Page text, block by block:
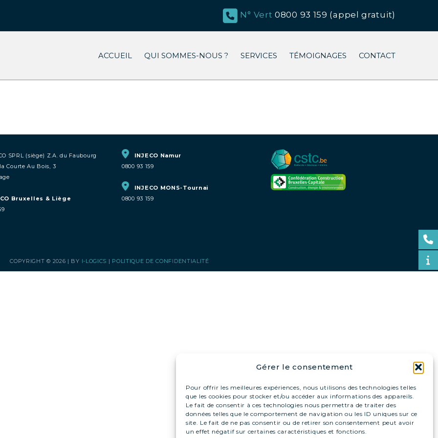
Gérer le consentement
Pour offrir les meilleures expériences, nous utilisons des technologies telles
que les cookies pour stocker et/ou accéder aux informations des appareils.
Le fait de consentir à ces technologies nous permettra de traiter des
données telles que le comportement de navigation ou les ID uniques sur ce
site. Le fait de ne pas consentir ou de retirer son consentement peut avoir
un effet négatif sur certaines caractéristiques et fonctions.
N° Vert 0800 93 159 (appel gratuit)
ACCUEIL QUI SOMMES-NOUS ? SERVICES TÉMOIGNAGES CONTACT
SPRL (siège) Z.A. du Faubourg
Courte Au Bois, 3
Bruxelles & Liège
INJECO Namur
0800 93 159
INJECO MONS-Tournai
0800 93 159
COPYRIGHT © 2026 | BY I-LOGICS | POLITIQUE DE CONFIDENTIALITÉ